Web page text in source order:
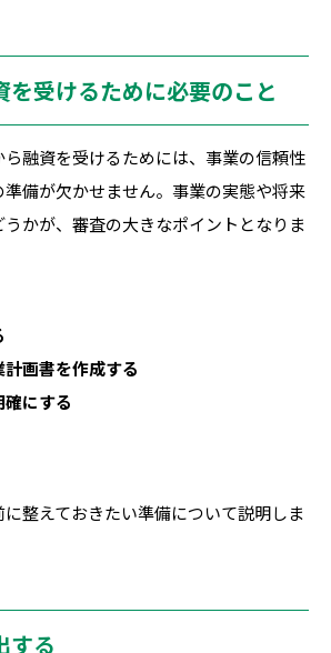
を受けるために必要のこと
融資を受けるためには、事業の信頼性
備が欠かせません。事業の実態や将来
かが、審査の大きなポイントとなりま
計画書を作成する
確にする
整えておきたい準備について説明しま
する